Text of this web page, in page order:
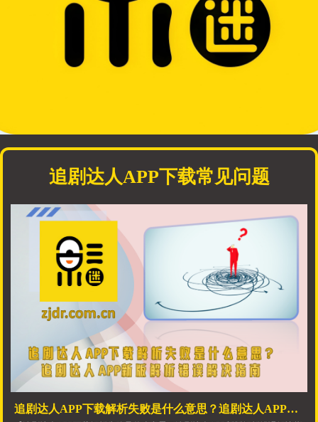
追剧达人APP下载常见问题
追剧达人APP下载解析失败是什么意思？追剧达人APP新